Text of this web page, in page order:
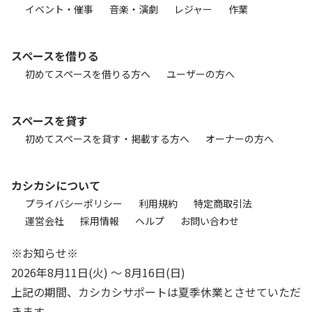
イベント・催事
音楽・演劇 レジャー 作業
スペースを借りる
初めてスペースを借りる方へ ユーザーの方へ
スペースを貸す
初めてスペースを貸す・掲載する方へ オーナーの方へ
カシカシについて
プライバシーポリシー 利用規約
特定商取引法
運営会社
採用情報 ヘルプ お問い合わせ
※お知らせ※
2026年8月11日(火) 〜 8月16日(日)
上記の期間、カシカシサポートは夏季休業とさせていただ